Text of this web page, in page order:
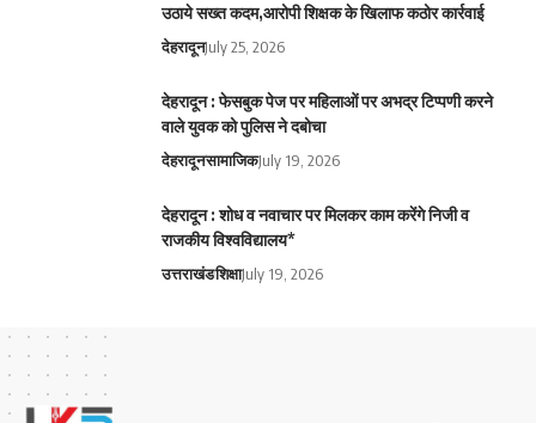
उठाये सख्त कदम,आरोपी शिक्षक के खिलाफ कठोर कार्रवाई
देहरादूनJuly 25, 2026
देहरादून : फेसबुक पेज पर महिलाओं पर अभद्र टिप्पणी करने
वाले युवक को पुलिस ने दबोचा
देहरादूनसामाजिकJuly 19, 2026
देहरादून : शोध व नवाचार पर मिलकर काम करेंगे निजी व
राजकीय विश्वविद्यालय*
उत्तराखंडशिक्षाJuly 19, 2026